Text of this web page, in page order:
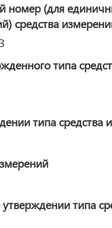
номер (для
средства
типа
типа средства
типа